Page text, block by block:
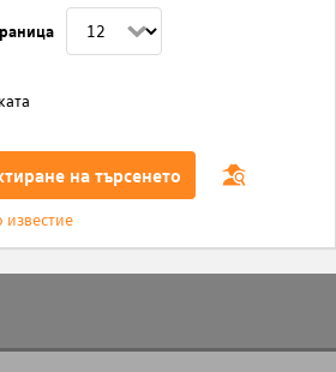
на търсенето